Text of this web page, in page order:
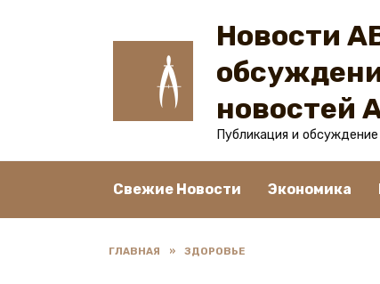
Новости
новостей
Публикация и
Свежие Новости Экономика
ГЛАВНАЯ » ЗДОРОВЬЕ